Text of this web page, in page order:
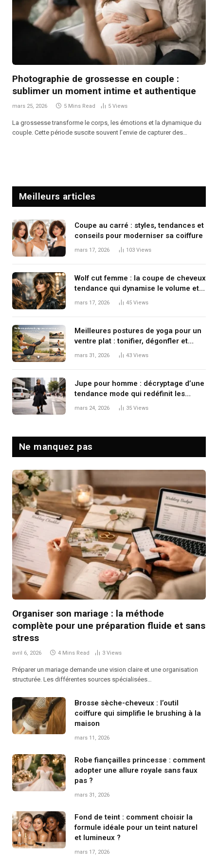
Photographie de grossesse en couple :
sublimer un moment intime et authentique
mars 25, 2026 5 Mins Read 5 Views
La grossesse transforme le corps, les émotions et la dynamique du
couple. Cette période suscite souvent l’envie de capturer des…
Meilleurs articles
Coupe au carré : styles, tendances et
conseils pour moderniser sa coiffure
mars 17, 2026 103 Views
Wolf cut femme : la coupe de cheveux
tendance qui dynamise le volume et
le mouvement
mars 17, 2026 45 Views
Meilleures postures de yoga pour un
ventre plat : tonifier, dégonfler et
renforcer en douceur
mars 31, 2026 43 Views
Jupe pour homme : décryptage d’une
tendance mode qui redéfinit les
codes masculins
mars 24, 2026 35 Views
Ne manquez pas
Organiser son mariage : la méthode
complète pour une préparation fluide et sans
stress
avril 6, 2026 4 Mins Read 3 Views
Préparer un mariage demande une vision claire et une organisation
structurée. Les différentes sources spécialisées…
Brosse sèche-cheveux : l’outil
coiffure qui simplifie le brushing à la
maison
mars 11, 2026
Robe fiançailles princesse : comment
adopter une allure royale sans faux
pas ?
mars 31, 2026
Fond de teint : comment choisir la
formule idéale pour un teint naturel
et lumineux ?
mars 17, 2026